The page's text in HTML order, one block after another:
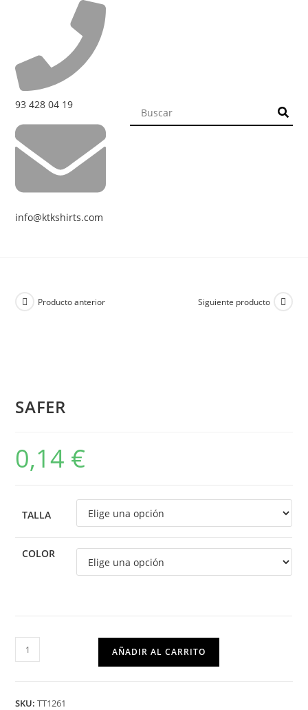
93 428 04 19
info@ktkshirts.com
Producto anterior Siguiente producto
SAFER
0,14 €
TALLA
COLOR
AÑADIR AL CARRITO
SKU:TT1261